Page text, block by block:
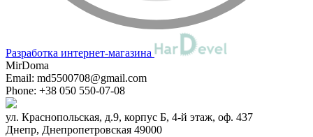
Разработка интернет-магазина
MirDoma
Email: md5500708@gmail.com
Phone: +38 050 550-07-08
ул. Краснопольская, д.9, корпус Б, 4-й этаж, оф. 437
Днепр, Днепропетровская 49000